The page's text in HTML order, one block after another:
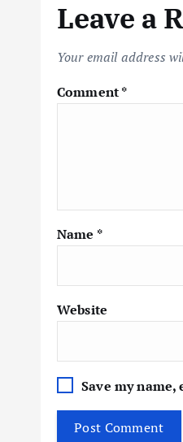
Leave a
Your email address
Comment*
Name *
Website
Save my